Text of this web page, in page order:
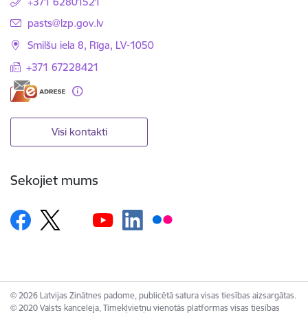
E-pasts:
pasts@lzp.gov.lv
Smilšu iela 8, Rīga, LV-1050
+371 67228421
Visi kontakti
Sekojiet mums
© 2026 Latvijas Zinātnes padome, publicētā satura visas tiesības aizsargātas.
© 2020 Valsts kanceleja, Tīmekļvietņu vienotās platformas visas tiesības